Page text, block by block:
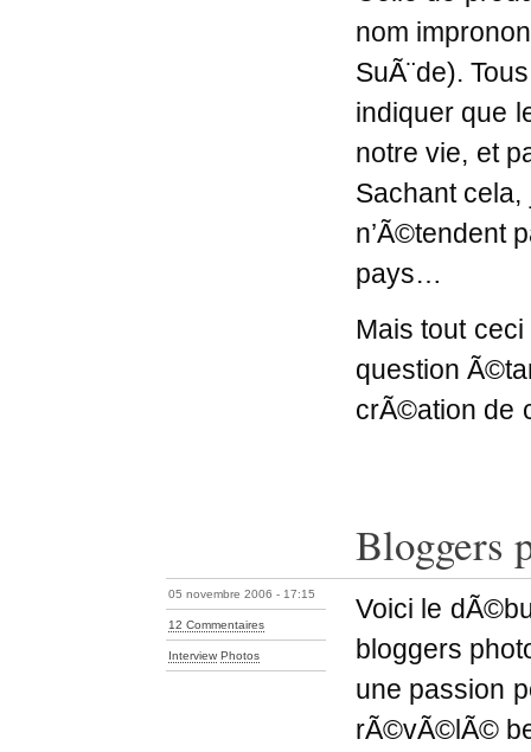
nom
SuÃ¨de).
indiquer que
notre vie, et
Sachant
n’Ã©tendent
pays…
Mais tout
question
crÃ©ation de
Bloggers
05 novembre 2006 - 17:15
12 Commentaires
Interview Photos
Voici le
bloggers
une passion
rÃ©vÃ©lÃ©